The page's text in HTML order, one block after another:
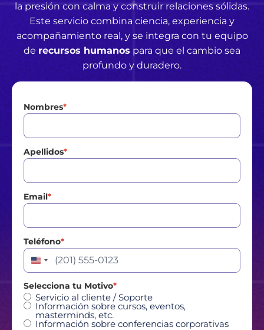
la presión con calma y construir relaciones sólidas.
Este servicio combina ciencia, experiencia y
acompañamiento real, y se integra con tu equipo
de recursos humanos para que el cambio sea
profundo y duradero.
Nombres*
Apellidos*
Email*
Teléfono*
Estados Unidos +1
Selecciona tu Motivo*
Servicio al cliente / Soporte
Información sobre cursos, eventos,
masterminds, etc.
Información sobre conferencias corporativas